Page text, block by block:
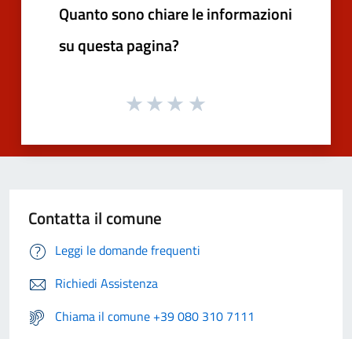
Quanto sono chiare le informazioni
su questa pagina?
Contatta il comune
Leggi le domande frequenti
Richiedi Assistenza
Chiama il comune +39 080 310 7111